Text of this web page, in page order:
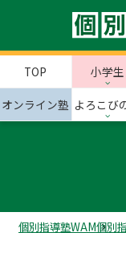
TOP 小学生
オンライン塾 よろこび
個別指導塾WAM個別